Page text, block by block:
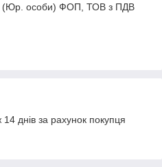
(Юр. особи) ФОП, ТОВ з ПДВ
днів за рахунок покупця